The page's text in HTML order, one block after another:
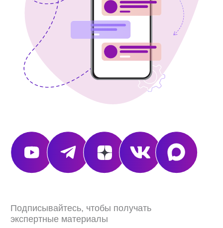
© Независимый Гостиничный Альянс, 2023
Согласие на получение рассылки
Политика конфиденциальности
Разработка сайта